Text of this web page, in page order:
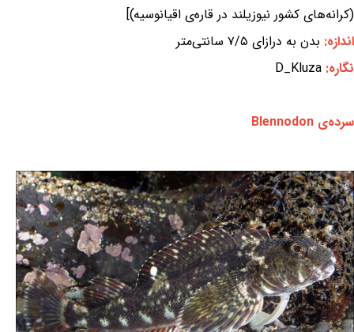
(کرانه‌های کشور نیوزیلند در قاره‌ی اقیانوسیه)]
اندازه: بدن به درازای ۷/۵ سانتی‌متر
نگاره: D_Kluza
سرده‌ی Blennodon